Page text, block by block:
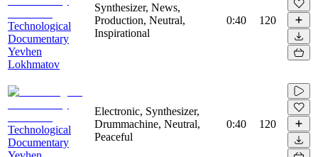
Technological
Documentary
Yevhen
Lokhmatov
Synthesizer, News,
Production, Neutral,
Inspirational
0:40 120
Technological
Documentary
Electronic, Synthesizer,
Drummachine, Neutral,
Peaceful
0:40 120